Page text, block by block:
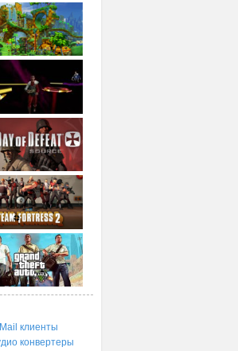
клиенты
конвертеры